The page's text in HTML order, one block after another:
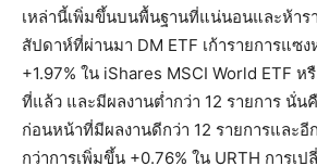
เหล่านี้เพิ่มขึ้นบนพื้นฐานที่แน่นอนและห้าร
สัปดาห์ที่ผ่านมา DM ETF เก้ารายการแซ
+1.97% ใน iShares MSCI World ETF ห
ที่แล้ว และมีผลงานต่ำกว่า 12 รายการ นั่
ก่อนหน้าที่มีผลงานดีกว่า 12 รายการและอี
กว่าการเพิ่มขึ้น +0.76% ใน URTH การเ